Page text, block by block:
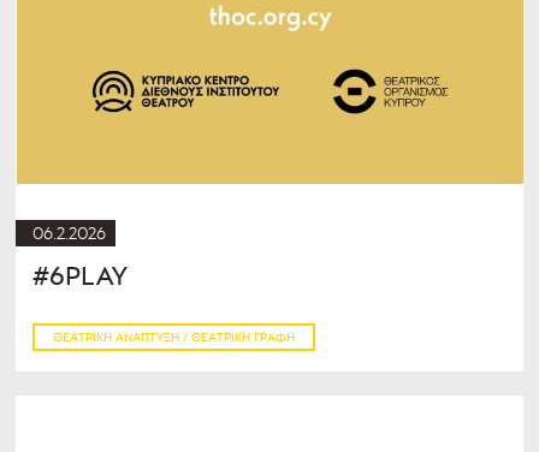
06.2.2026
#6PLAY
ΘΕΑΤΡΙΚΉ ΑΝΆΠΤΥΞΗ / ΘΕΑΤΡΙΚΉ ΓΡΑΦΉ